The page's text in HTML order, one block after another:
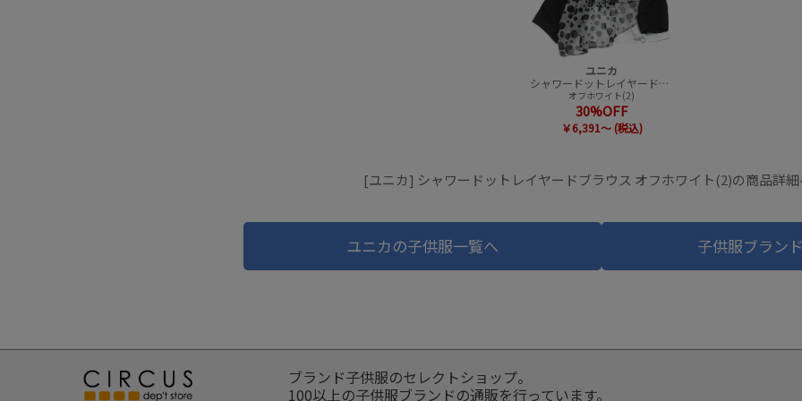
ユニカ
シャワードットレイヤードブラウス
オフホワイト(2)
30%OFF
￥6,391～ (税込)
[ユニカ] シャワードットレイヤードブラウス オフホワイト(2)の商品詳
ユニカの子供服一覧へ 子供服ブラン
ブランド子供服のセレクトショップ。
100以上の子供服ブランドの通販を行っています。